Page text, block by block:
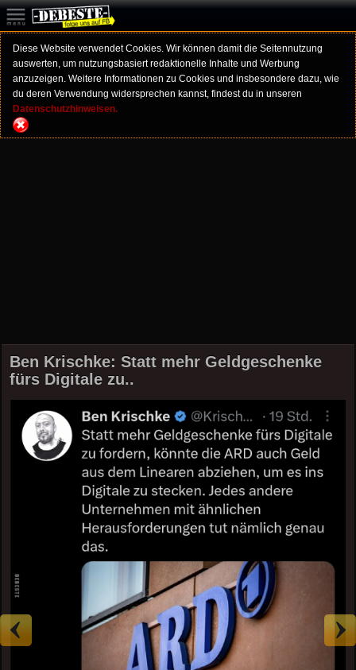
Diese Website verwendet Cookies. Wir können damit die Seitennutzung
auswerten, um nutzungsbasiert redaktionelle Inhalte und Werbung
anzuzeigen. Weitere Informationen zu Cookies und insbesondere dazu, wie
du deren Verwendung widersprechen kannst, findest du in unseren
Datenschutzhinweisen.
Ben Krischke: Statt mehr Geldgeschenke
fürs Digitale zu..